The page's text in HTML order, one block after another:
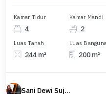
Kamar Tidur
4
Kamar Mandi
2
Luas Tanah
244 m²
Luas
200 m²
Sani Dewi Sujono